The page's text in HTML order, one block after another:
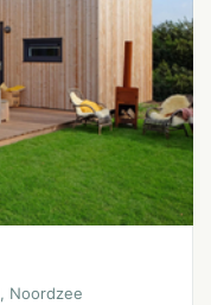
, Noordzee